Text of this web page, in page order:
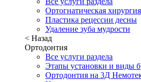
Ортогнатическая хирургия
Пластика рецессии десны
Удаление зуба мудрости
< Назад
Ортодонтия
Все услуги раздела
Этапы установки и виды
Ортодонтия на 3Д